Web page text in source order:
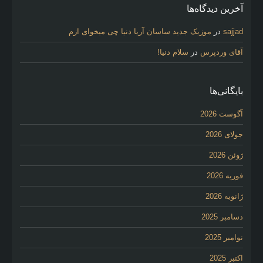
آخرین دیدگاه‌ها
sajjad در موزیک جدید ساسان آریا دنیا چی میخوای ازم
آقای وردپرس در سلام دنیا!
بایگانی‌ها
آگوست 2026
جولای 2026
ژوئن 2026
فوریه 2026
ژانویه 2026
دسامبر 2025
نوامبر 2025
اکتبر 2025